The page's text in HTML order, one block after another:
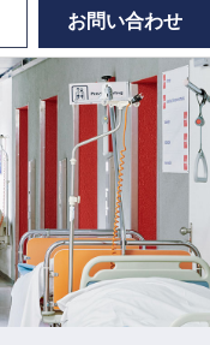
お問い合わせ